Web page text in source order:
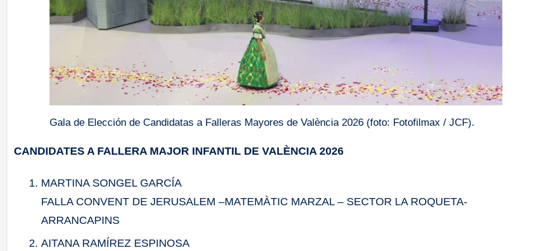
Gala de Elección de Candidatas a Falleras Mayores de València 2026 (foto: Fotofilmax / JCF).
CANDIDATES A FALLERA MAJOR INFANTIL DE VALÈNCIA 2026
MARTINA SONGEL GARCÍA
FALLA CONVENT DE JERUSALEM –MATEMÀTIC MARZAL – SECTOR LA ROQUETA-
ARRANCAPINS
AITANA RAMÍREZ ESPINOSA